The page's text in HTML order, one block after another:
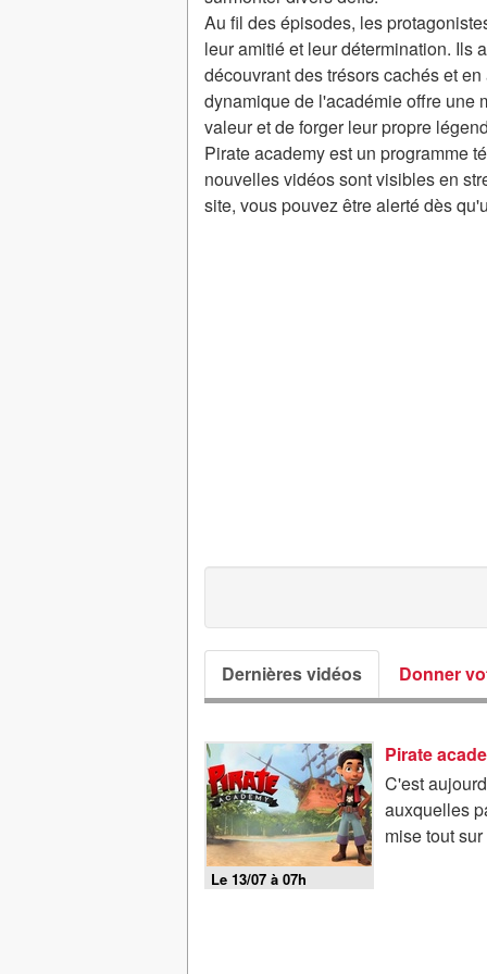
Au fil des épisodes, les
leur amitié et leur détermination. Ils
découvrant des trésors cachés et
dynamique de l'académie offre une
valeur et de forger leur propre
Pirate academy est un programme
nouvelles vidéos sont visibles en
site, vous pouvez être alerté dès
Dernières vidéos Donner
Le 13/07 à 07h
Pirate
C'est
auxquelles
mise tout